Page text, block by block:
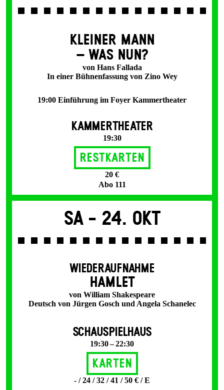
KLEINER MANN
– WAS NUN?
von Hans Fallada
In einer Bühnenfassung von Zino Wey
19:00 Einführung im Foyer Kammertheater
KAMMERTHEATER
19:30
Restkarten
20 €
Abo 111
Sa - 24. Okt
WIEDERAUFNAHME
HAMLET
von William Shakespeare
Deutsch von Jürgen Gosch und Angela Schanelec
SCHAUSPIELHAUS
19:30 – 22:30
Karten
- / 24 / 32 / 41 / 50 € / E